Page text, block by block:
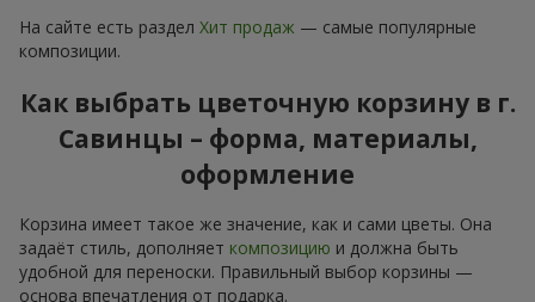
На сайте есть раздел Хит продаж — самые популярные
композиции.
Как выбрать цветочную корзину в г.
Савинцы – форма, материалы,
оформление
Корзина имеет такое же значение, как и сами цветы. Она
задаёт стиль, дополняет композицию и должна быть
удобной для переноски. Правильный выбор корзины —
основа впечатления от подарка.